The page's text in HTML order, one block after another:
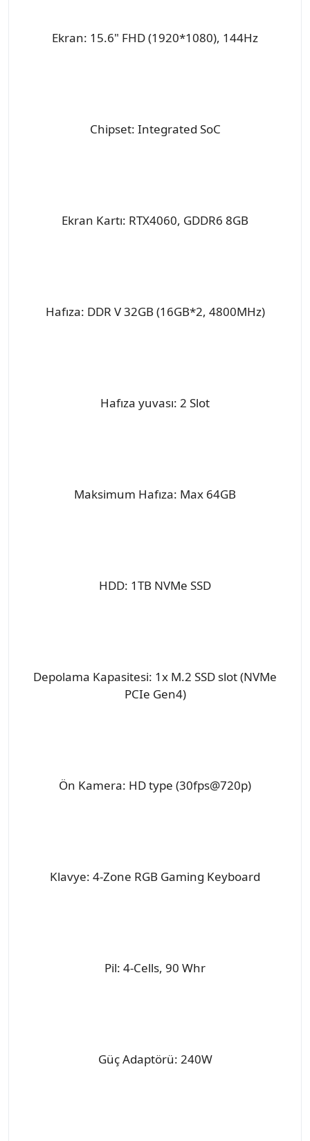
Ekran: 15.6" FHD (1920*1080), 144Hz
Chipset: Integrated SoC
Ekran Kartı: RTX4060, GDDR6 8GB
Hafıza: DDR V 32GB (16GB*2, 4800MHz)
Hafıza yuvası: 2 Slot
Maksimum Hafıza: Max 64GB
HDD: 1TB NVMe SSD
Depolama Kapasitesi: 1x M.2 SSD slot (NVMe
PCIe Gen4)
Ön Kamera: HD type (30fps@720p)
Klavye: 4-Zone RGB Gaming Keyboard
Pil: 4-Cells, 90 Whr
Güç Adaptörü: 240W